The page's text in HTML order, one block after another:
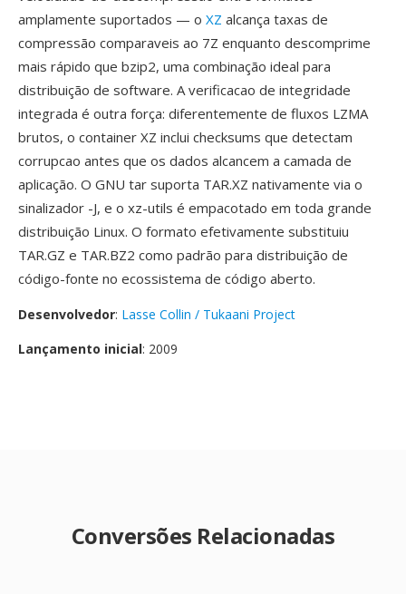
amplamente suportados — o XZ alcança taxas de
compressão comparaveis ao 7Z enquanto descomprime
mais rápido que bzip2, uma combinação ideal para
distribuição de software. A verificacao de integridade
integrada é outra força: diferentemente de fluxos LZMA
brutos, o container XZ inclui checksums que detectam
corrupcao antes que os dados alcancem a camada de
aplicação. O GNU tar suporta TAR.XZ nativamente via o
sinalizador -J, e o xz-utils é empacotado em toda grande
distribuição Linux. O formato efetivamente substituiu
TAR.GZ e TAR.BZ2 como padrão para distribuição de
código-fonte no ecossistema de código aberto.
Desenvolvedor: Lasse Collin / Tukaani Project
Lançamento inicial: 2009
Conversões Relacionadas